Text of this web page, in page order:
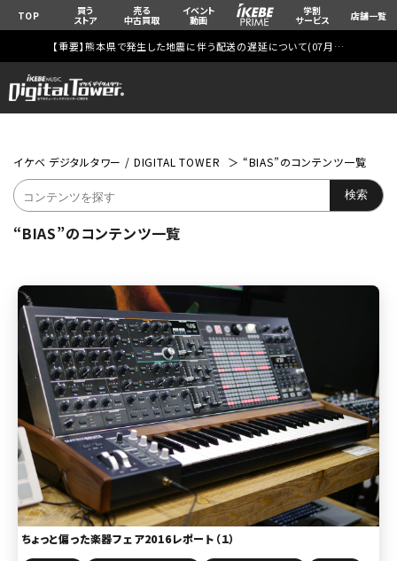
TOP 買う
ストア
売る
中古買取
イベント
動画
学割
サービス 店舗一覧
【重要】熊本県で発生した地震に伴う配送の遅延について(07月29日
イケベ デジタルタワー / DIGITAL TOWER “BIAS”のコンテンツ一覧
“BIAS”のコンテンツ一覧
ちょっと偏った楽器フェア2016レポート（１）